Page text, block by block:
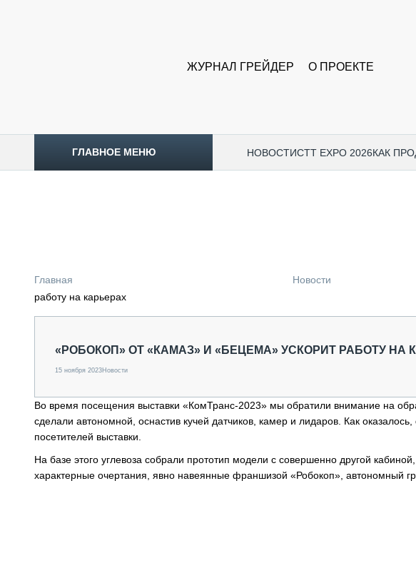
ЖУРНАЛ ГРЕЙДЕР О ПРОЕКТЕ
ГЛАВНОЕ МЕНЮ НОВОСТИCTT EXPO 2026КАК
ОБЗОР РЫНКА
ГРУЗОПЕРЕВОЗКИ
ИСПЫТАТЕЛИ
ТЕХНОЛОГИИ
ДОРОЖНАЯ ИНДУСТРИЯ
СЕРВИСМЕНЫ
Главная Новости
работу на карьерах
«РОБОКОП» ОТ «КАМАЗ» И «БЕЦЕМА» УСКОРИТ РАБОТУ НА
15 ноября 2023Новости
Во время посещения выставки «КомТранс-2023» мы обратили внимание на
сделали автономной, оснастив кучей датчиков, камер и лидаров. Как
посетителей выставки.
На базе этого углевоза собрали прототип модели с совершенно другой
характерные очертания, явно навеянные франшизой «Робокоп», автономный